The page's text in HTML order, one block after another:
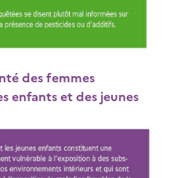
des femmes
enfants et des jeunes